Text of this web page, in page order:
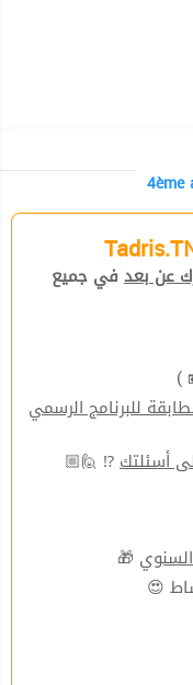
4ème
عن بعد في جميع
للبرنامج الرسمي
أسئلتك⁉ 🙋🏼
🎁